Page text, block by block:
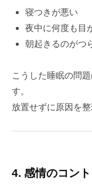
寝つきが悪い
夜中に何度も目
朝起きるのがつ
こうした睡眠の問
す。
放置せずに原因を
4. 感情のコン